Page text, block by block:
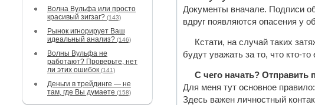
Волна Вульфа или просто
красивый зигзаг? (143)
Рынок игнорирует Ваш
идеальный анализ? (146)
Волны Вульфа не
работают? Проверьте, нет
ли этих ошибок (141)
Деньги в трейдинге — не
там, где Вы думаете (158)
Документы вначале. Подписи
вдруг появляются опасения у
Кстати, на случай таких
будут уважать за то, что кто-
С чего начать?
Для меня тут основное
Здесь важен личностный